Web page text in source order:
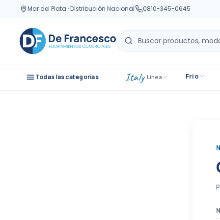
Mar del Plata · Distribución Nacional 0810-345-0645
Todas las categorías Italy· Línea Frío